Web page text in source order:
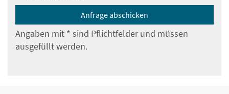
Angaben mit * sind Pflichtfelder und müssen
ausgefüllt werden.